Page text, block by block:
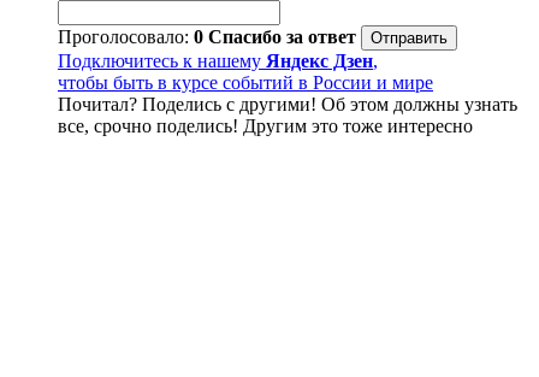
Проголосовало: 0 Спасибо за ответ
Подключитесь к нашему Яндекс Дзен,
чтобы быть в курсе событий в России и мире
Почитал? Поделись с другими! Об этом должны узнать
все, срочно поделись! Другим это тоже интересно